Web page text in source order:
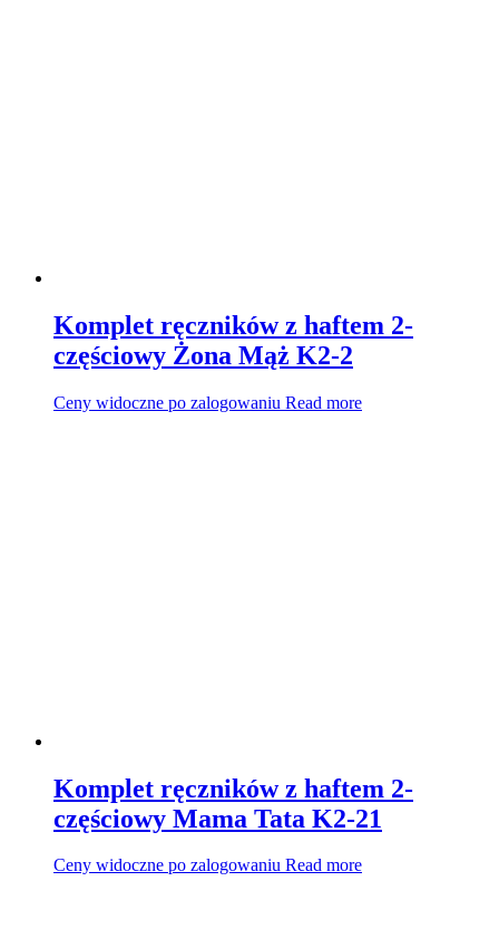
Komplet ręczników z haftem 2-
częściowy Żona Mąż K2-2
Ceny widoczne po zalogowaniu Read more
Komplet ręczników z haftem 2-
częściowy Mama Tata K2-21
Ceny widoczne po zalogowaniu Read more